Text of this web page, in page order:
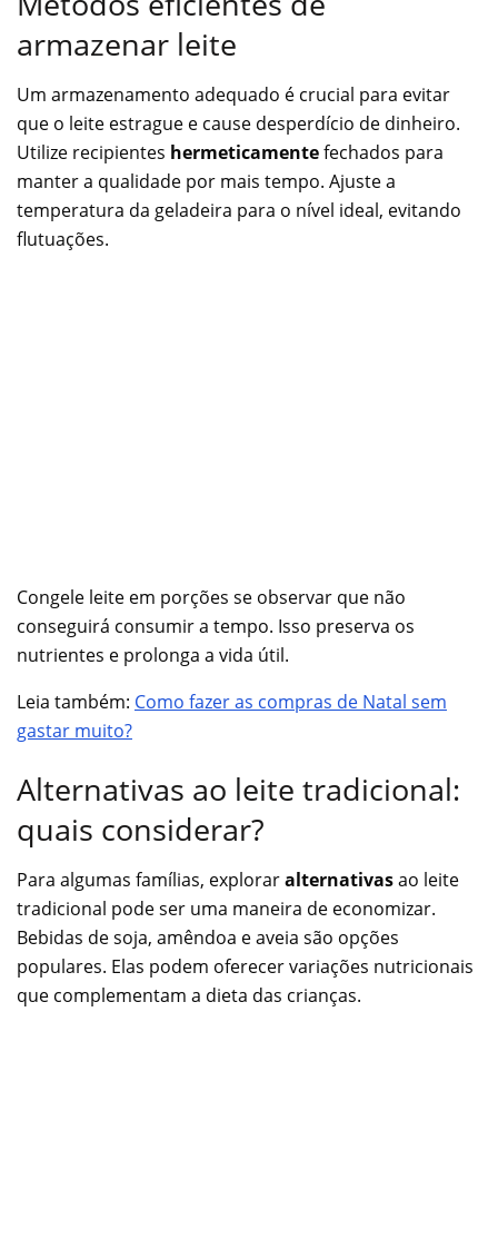
armazenar leite
Um armazenamento adequado é crucial para evitar
que o leite estrague e cause desperdício de dinheiro.
Utilize recipientes hermeticamentefechados para
manter a qualidade por mais tempo. Ajuste a
temperatura da geladeira para o nível ideal, evitando
flutuações.
Congele leite em porções se observar que não
conseguirá consumir a tempo. Isso preserva os
nutrientes e prolonga a vida útil.
Leia também: Como fazer as compras de Natal sem
gastar muito?
Alternativas ao leite tradicional:
quais considerar?
Para algumas famílias, exploraralternativasao leite
tradicional pode ser uma maneira de economizar.
Bebidas de soja, amêndoa e aveia são opções
populares. Elas podem oferecer variações nutricionais
que complementam a dieta das crianças.